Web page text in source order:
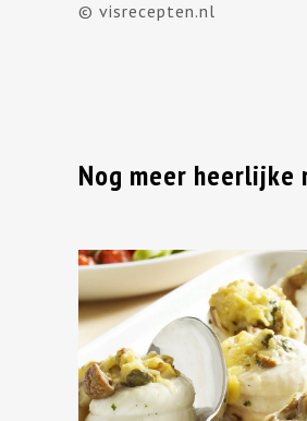
© visrecepten.nl
Nog meer heerlijke